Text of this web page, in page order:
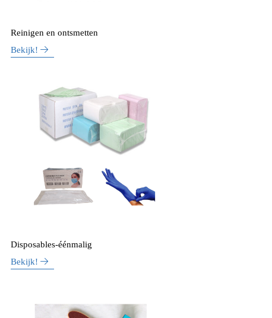
Reinigen en ontsmetten
Bekijk!
Disposables-éénmalig
Bekijk!